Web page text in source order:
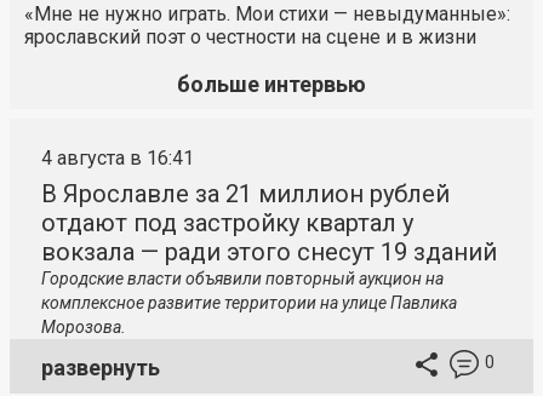
«Мне не нужно играть. Мои стихи — невыдуманные»:
ярославский поэт о честности на сцене и в жизни
больше интервью
4 августа в 16:41
В Ярославле за 21 миллион рублей
отдают под застройку квартал у
вокзала — ради этого снесут 19 зданий
Городские власти объявили повторный аукцион на
комплексное развитие территории на улице Павлика
Морозова.
развернуть 0